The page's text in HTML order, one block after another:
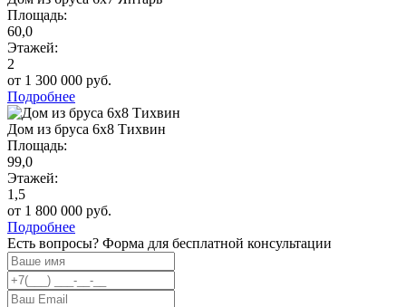
Площадь:
60,0
Этажей:
2
от 1 300 000 руб.
Подробнее
Дом из бруса 6х8 Тихвин
Площадь:
99,0
Этажей:
1,5
от 1 800 000 руб.
Подробнее
Есть вопросы? Форма для бесплатной консультации